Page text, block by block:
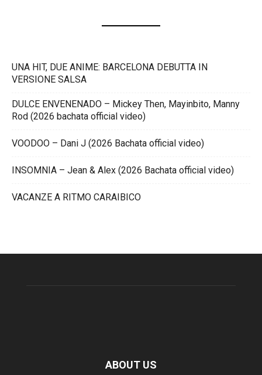
UNA HIT, DUE ANIME: BARCELONA DEBUTTA IN
VERSIONE SALSA
DULCE ENVENENADO – Mickey Then, Mayinbito, Manny
Rod (2026 bachata official video)
VOODOO – Dani J (2026 Bachata official video)
INSOMNIA – Jean & Alex (2026 Bachata official video)
VACANZE A RITMO CARAIBICO
ABOUT US